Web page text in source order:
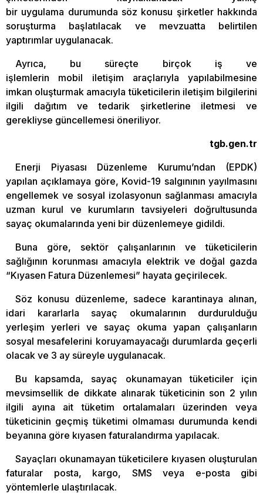
bir uygulama durumunda söz konusu şirketler hakkında
soruşturma başlatılacak ve mevzuatta belirtilen
yaptırımlar uygulanacak.
Ayrıca, bu süreçte birçok iş ve
işlemlerin mobil iletişim araçlarıyla yapılabilmesine
imkan oluşturmak amacıyla tüketicilerin iletişim bilgilerini
ilgili dağıtım ve tedarik şirketlerine iletmesi ve
gerekliyse güncellemesi öneriliyor.
tgb.gen.tr
Enerji Piyasası Düzenleme Kurumu’ndan (EPDK)
yapılan açıklamaya göre, Kovid-19 salgınının yayılmasını
engellemek ve sosyal izolasyonun sağlanması amacıyla
uzman kurul ve kurumların tavsiyeleri doğrultusunda
sayaç okumalarında yeni bir düzenlemeye gidildi.
Buna göre, sektör çalışanlarının ve tüketicilerin
sağlığının korunması amacıyla elektrik ve doğal gazda
“Kıyasen Fatura Düzenlemesi” hayata geçirilecek.
Söz konusu düzenleme, sadece karantinaya alınan,
idari kararlarla sayaç okumalarının durdurulduğu
yerleşim yerleri ve sayaç okuma yapan çalışanların
sosyal mesafelerini koruyamayacağı durumlarda geçerli
olacak ve 3 ay süreyle uygulanacak.
Bu kapsamda, sayaç okunamayan tüketiciler için
mevsimsellik de dikkate alınarak tüketicinin son 2 yılın
ilgili ayına ait tüketim ortalamaları üzerinden veya
tüketicinin geçmiş tüketimi olmaması durumunda kendi
beyanına göre kıyasen faturalandırma yapılacak.
Sayaçları okunamayan tüketicilere kıyasen oluşturulan
faturalar posta, kargo, SMS veya e-posta gibi
yöntemlerle ulaştırılacak.